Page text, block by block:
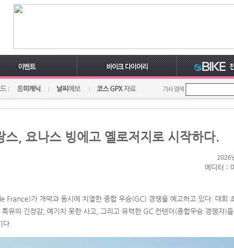
, 요나스 빙에고 옐로저지로 시작하다.
2026
에디터 :
France)가 개막과 동시에 치열한 종합 우승(GC) 경쟁을 예고하고 있다. 대회
유의 긴장감, 예기치 못한 사고, 그리고 유력한 GC 컨텐더(종합우승 경쟁자)
.